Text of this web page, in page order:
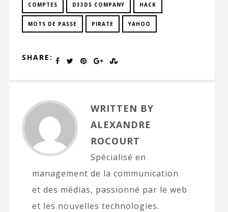
COMPTES D33DS COMPANY HACK
MOTS DE PASSE PIRATE YAHOO
SHARE:
WRITTEN BY
ALEXANDRE
ROCOURT
Spécialisé en
management de la communication
et des médias, passionné par le web
et les nouvelles technologies.